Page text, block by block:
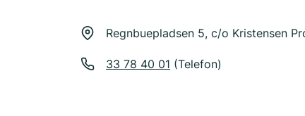
Regnbuepladsen 5, c/o Kristensen
33 78 40 01 (Telefon)